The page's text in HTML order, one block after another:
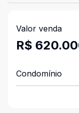
Valor venda
R$
Condomínio